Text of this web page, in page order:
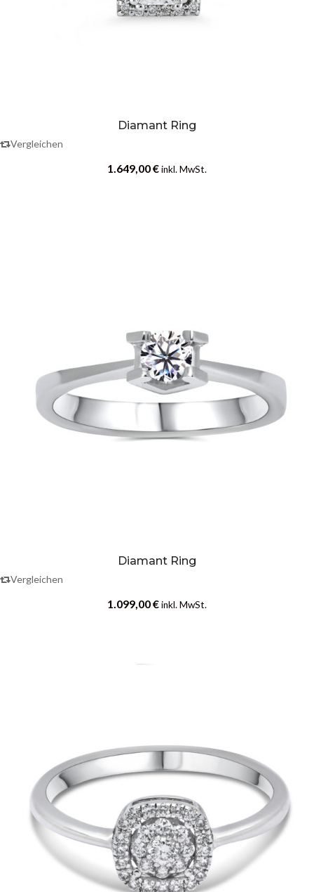
Diamant Ring
Vergleichen
1.649,00€inkl. MwSt.
Diamant Ring
Vergleichen
1.099,00€inkl. MwSt.